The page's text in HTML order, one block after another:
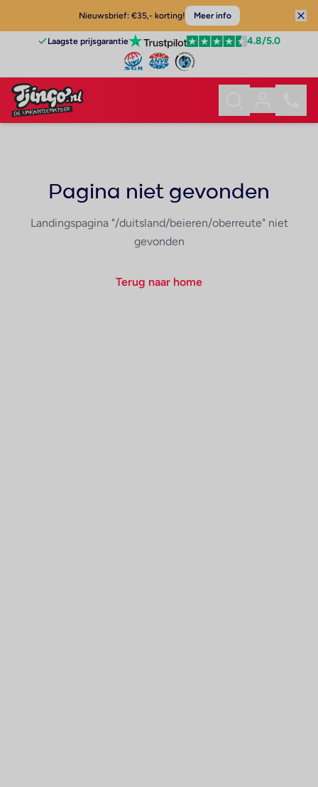
Nieuwsbrief: €35,- korting! Meer info
Laagste prijsgarantie 4.8/5.0
Pagina niet gevonden
Landingspagina "/duitsland/beieren/oberreute" niet
gevonden
Terug naar home